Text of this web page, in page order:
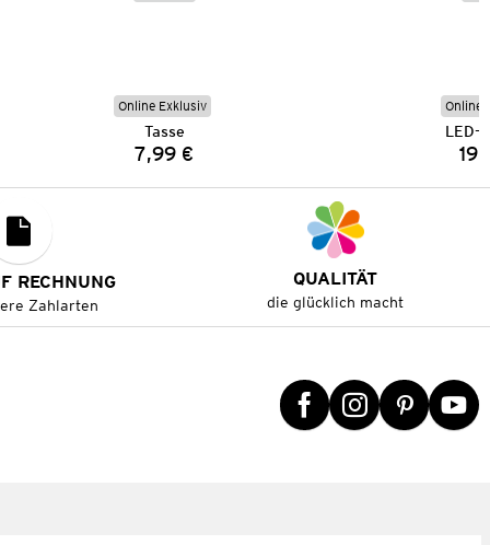
Online Exklusiv
Tasse
Preis:
7,99 €
Online
LED-
RECHNUNG
Zahlarten
QUALITÄT
die glücklich macht